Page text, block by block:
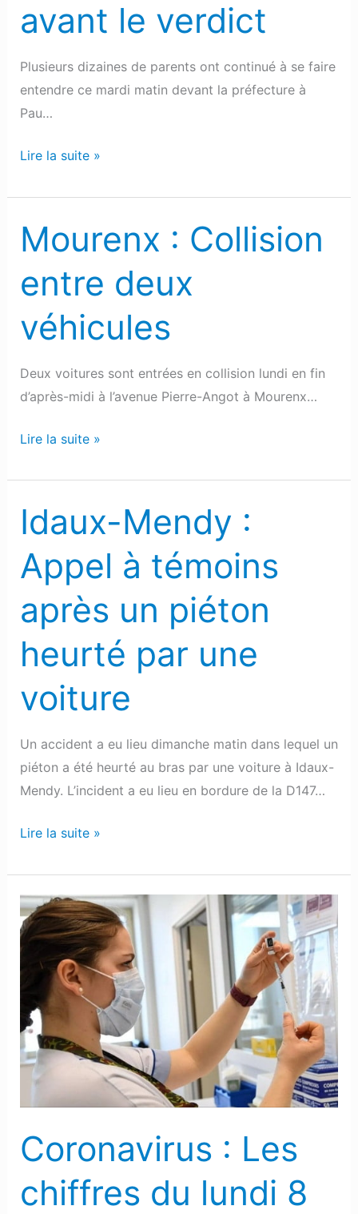
avant le verdict
Plusieurs dizaines de parents ont continué à se faire
entendre ce mardi matin devant la préfecture à
Pau…
Lire la suite »
Mourenx : Collision
entre deux
véhicules
Deux voitures sont entrées en collision lundi en fin
d’après-midi à l’avenue Pierre-Angot à Mourenx…
Mourenx
Collision
entre
deux
véhicules
Lire la suite »
Idaux-Mendy :
Appel à témoins
après un piéton
heurté par une
voiture
Un accident a eu lieu dimanche matin dans lequel un
piéton a été heurté au bras par une voiture à Idaux-
Mendy. L’incident a eu lieu en bordure de la D147…
Idaux-
Mendy
Appel
à
témoins
après
piéton
par
une
voiture
Lire la suite »
Coronavirus : Les
chiffres du lundi 8
Coronavirus
:
Les
chiffres
lundi
8
mars